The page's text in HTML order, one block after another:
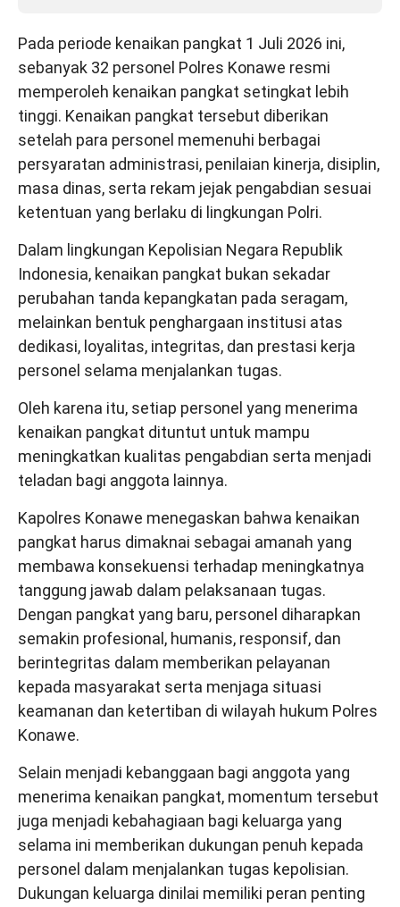
Pada periode kenaikan pangkat 1 Juli 2026 ini,
sebanyak 32 personel Polres Konawe resmi
memperoleh kenaikan pangkat setingkat lebih
tinggi. Kenaikan pangkat tersebut diberikan
setelah para personel memenuhi berbagai
persyaratan administrasi, penilaian kinerja, disiplin,
masa dinas, serta rekam jejak pengabdian sesuai
ketentuan yang berlaku di lingkungan Polri.
Dalam lingkungan Kepolisian Negara Republik
Indonesia, kenaikan pangkat bukan sekadar
perubahan tanda kepangkatan pada seragam,
melainkan bentuk penghargaan institusi atas
dedikasi, loyalitas, integritas, dan prestasi kerja
personel selama menjalankan tugas.
Oleh karena itu, setiap personel yang menerima
kenaikan pangkat dituntut untuk mampu
meningkatkan kualitas pengabdian serta menjadi
teladan bagi anggota lainnya.
Kapolres Konawe menegaskan bahwa kenaikan
pangkat harus dimaknai sebagai amanah yang
membawa konsekuensi terhadap meningkatnya
tanggung jawab dalam pelaksanaan tugas.
Dengan pangkat yang baru, personel diharapkan
semakin profesional, humanis, responsif, dan
berintegritas dalam memberikan pelayanan
kepada masyarakat serta menjaga situasi
keamanan dan ketertiban di wilayah hukum Polres
Konawe.
Selain menjadi kebanggaan bagi anggota yang
menerima kenaikan pangkat, momentum tersebut
juga menjadi kebahagiaan bagi keluarga yang
selama ini memberikan dukungan penuh kepada
personel dalam menjalankan tugas kepolisian.
Dukungan keluarga dinilai memiliki peran penting